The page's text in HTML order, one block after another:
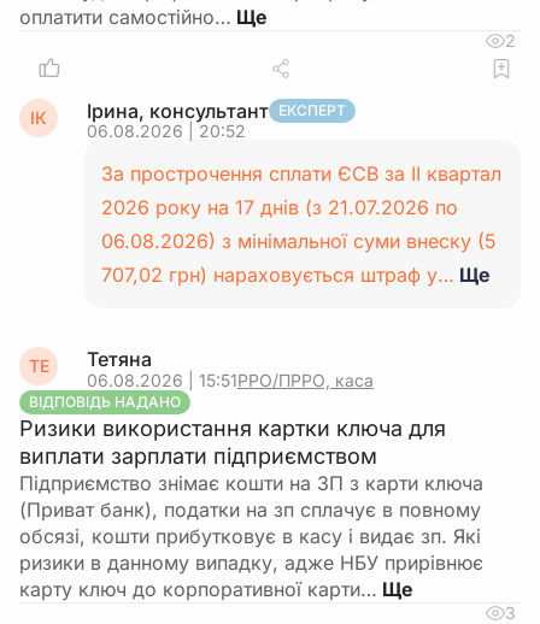
оплатити самостійно…
2
ІК Ірина, консультант ЕКСПЕРТ
06.08.2026 | 20:52
За прострочення сплати ЄСВ за II квартал
2026 року на 17 днів (з 21.07.2026 по
06.08.2026) з мінімальної суми внеску (5
707,02 грн) нараховується штраф у… Ще
ТЕ Тетяна
06.08.2026 | 15:51РРО/ПРРО, каса
ВІДПОВІДЬ НАДАНО
Ризики використання картки ключа для
виплати зарплати підприємством
Підприємство знімає кошти на ЗП з карти ключа
(Приват банк), податки на зп сплачує в повному
обсязі, кошти прибутковує в касу і видає зп. Які
ризики в данному випадку, адже НБУ прирівнює
карту ключ до корпоративної карти…
3